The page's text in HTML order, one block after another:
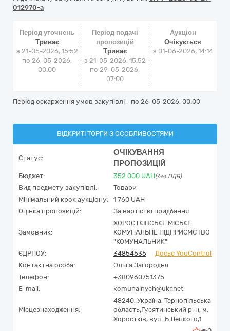
012970-a
Період уточнень
Триває
з 21-05-2026, 15:52
по 26-05-2026,
00:00
Період подачі
пропозицій
Триває
з 21-05-2026, 15:52
по 29-05-2026,
07:00
Аукціон
Очікується
з 01-06-2026, 14:14
Період оскарження умов закупівлі - по 26-05-2026, 00:00
ВІДКРИТІ ТОРГИ З ОСОБЛИВОСТЯМИ
Статус:
ОЧІКУВАННЯ
ПРОПОЗИЦІЙ
Бюджет: 352 000 UAH(без ПДВ)
Вид предмету закупівлі:
Товари
Мінімальний крок аукціону:
1 760 UAH
Оцінка пропозицій:
За вартістю придбання
Замовник:
ХОРОСТКІВСЬКЕ МІСЬКЕ
КОМУНАЛЬНЕ ПІДПРИЄМСТВО
"КОМУНАЛЬНИК"
ЄДРПОУ:
34854535
Досьє YouControl
Контактна особа:
Ольга Загородня
Телефон:
+380960751375
E-mail:
komunalnych@ukr.net
Місцезнаходження:
48240, Україна, Тернопільська
область,Гусятинський р-н, м.
Хоростків, вул. Б.Лепкого,1